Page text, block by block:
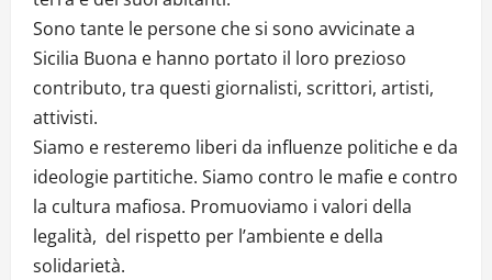
Sono tante le persone che si sono avvicinate a
Sicilia Buona e hanno portato il loro prezioso
contributo, tra questi giornalisti, scrittori, artisti,
attivisti.
Siamo e resteremo liberi da influenze politiche e da
ideologie partitiche. Siamo contro le mafie e contro
la cultura mafiosa. Promuoviamo i valori della
legalità, del rispetto per l’ambiente e della
solidarietà.